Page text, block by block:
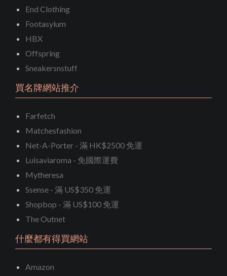
End Clothing
Footasylum
HBX
Offspring
Sneakersnstuff
買名牌網站推介
Farfetch
Matchesfashion
Net-A-Porter - 滿 HK$2500 免運
Luisaviaroma - 免國際運費
Mytheresa
Ssense - 滿 US$350 免運
Shopbop - 滿 US$100 免運
The Outnet
什麼都有得買網站
Amazon